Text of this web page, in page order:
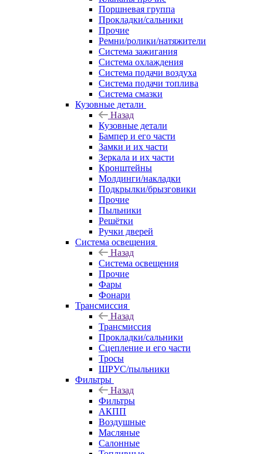
Поршневая группа
Прокладки/сальники
Прочие
Ремни/ролики/натяжители
Система зажигания
Система охлаждения
Система подачи воздуха
Система подачи топлива
Система смазки
Кузовные детали
Назад
Кузовные детали
Бампер и его части
Замки и их части
Зеркала и их части
Кронштейны
Молдинги/накладки
Подкрылки/брызговики
Прочие
Пыльники
Решётки
Ручки дверей
Система освещения
Назад
Система освещения
Прочие
Фары
Фонари
Трансмиссия
Назад
Трансмиссия
Прокладки/сальники
Сцепление и его части
Тросы
ШРУС/пыльники
Фильтры
Назад
Фильтры
АКПП
Воздушные
Масляные
Салонные